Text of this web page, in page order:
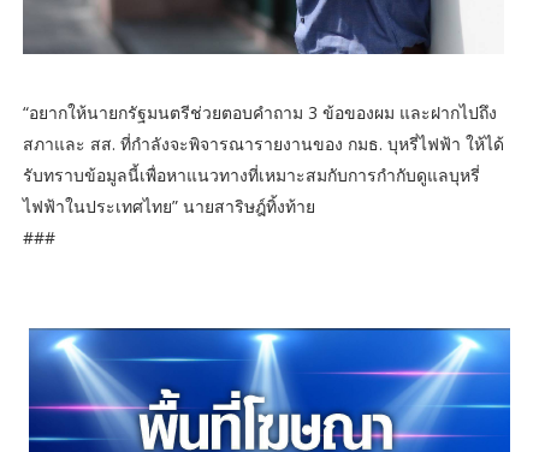
“อยากให้นายกรัฐมนตรีช่วยตอบคำถาม 3 ข้อของผม และฝากไปถึง
สภาและ สส. ที่กำลังจะพิจารณารายงานของ กมธ. บุหรี่ไฟฟ้า ให้ได้
รับทราบข้อมูลนี้เพื่อหาแนวทางที่เหมาะสมกับการกำกับดูแลบุหรี่
ไฟฟ้าในประเทศไทย” นายสาริษฎ์ทิ้งท้าย
###